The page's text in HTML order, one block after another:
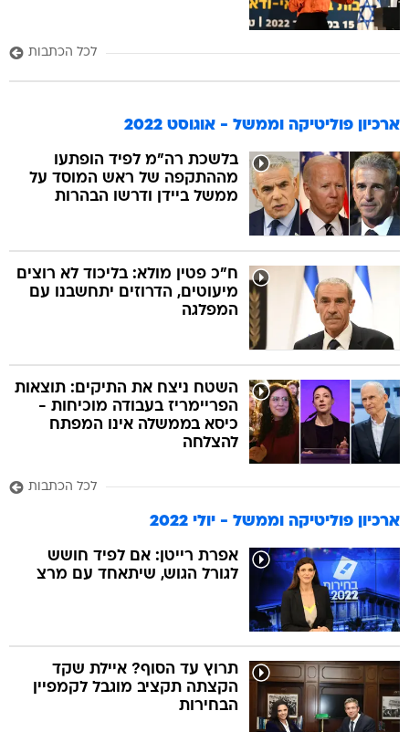
לכל הכתבות
ארכיון פוליטיקה וממשל - אוגוסט 2022
בלשכת רה"מ לפיד הופתעו
מההתקפה של ראש המוסד על
ממשל ביידן ודרשו הבהרות
ח"כ פטין מולא: בליכוד לא רוצים
מיעוטים, הדרוזים יתחשבנו עם
המפלגה
השטח ניצח את התיקים: תוצאות
הפריימריז בעבודה מוכיחות -
כיסא בממשלה אינו המפתח
להצלחה
לכל הכתבות
ארכיון פוליטיקה וממשל - יולי 2022
אפרת רייטן: אם לפיד חושש
לגורל הגוש, שיתאחד עם מרצ
תרוץ עד הסוף? איילת שקד
הקצתה תקציב מוגבל לקמפיין
הבחירות